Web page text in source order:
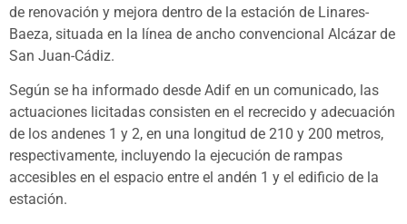
de renovación y mejora dentro de la estación de Linares-
Baeza, situada en la línea de ancho convencional Alcázar de
San Juan-Cádiz.
Según se ha informado desde Adif en un comunicado, las
actuaciones licitadas consisten en el recrecido y adecuación
de los andenes 1 y 2, en una longitud de 210 y 200 metros,
respectivamente, incluyendo la ejecución de rampas
accesibles en el espacio entre el andén 1 y el edificio de la
estación.